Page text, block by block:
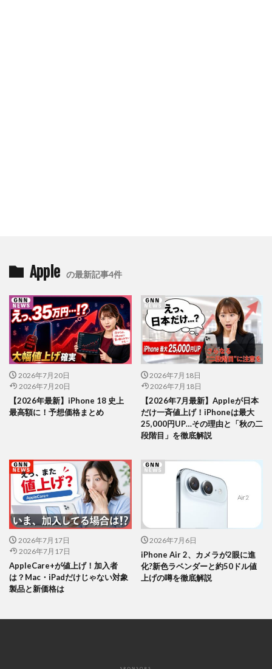
Apple の最新記事4件
2026年7月20日
2026年7月20日
【2026年最新】iPhone 18 史上
最高額に！予想価格まとめ
2026年7月18日
2026年7月18日
【2026年7月最新】Appleが日本
だけ一斉値上げ！iPhoneは最大
25,000円UP…その理由と「秋の二
段階目」を徹底解説
2026年7月17日
2026年7月17日
AppleCare+が値上げ！加入者
は？Mac・iPadだけじゃない対象
製品と新価格は
2026年7月6日
iPhone Air 2、カメラが2眼に進
化?新色ラベンダーと約50ドル値
上げの噂を徹底解説